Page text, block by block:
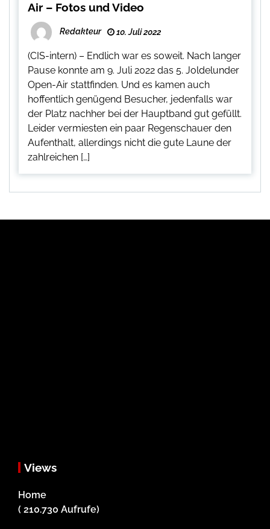
Air – Fotos und Video
Redakteur 10. Juli 2022
(CIS-intern) – Endlich war es soweit. Nach langer
Pause konnte am 9. Juli 2022 das 5. Joldelunder
Open-Air stattfinden. Und es kamen auch
hoffentlich genügend Besucher, jedenfalls war
der Platz nachher bei der Hauptband gut gefüllt.
Leider vermiesten ein paar Regenschauer den
Aufenthalt, allerdings nicht die gute Laune der
zahlreichen […]
Views
Home
( 210.730 Aufrufe)